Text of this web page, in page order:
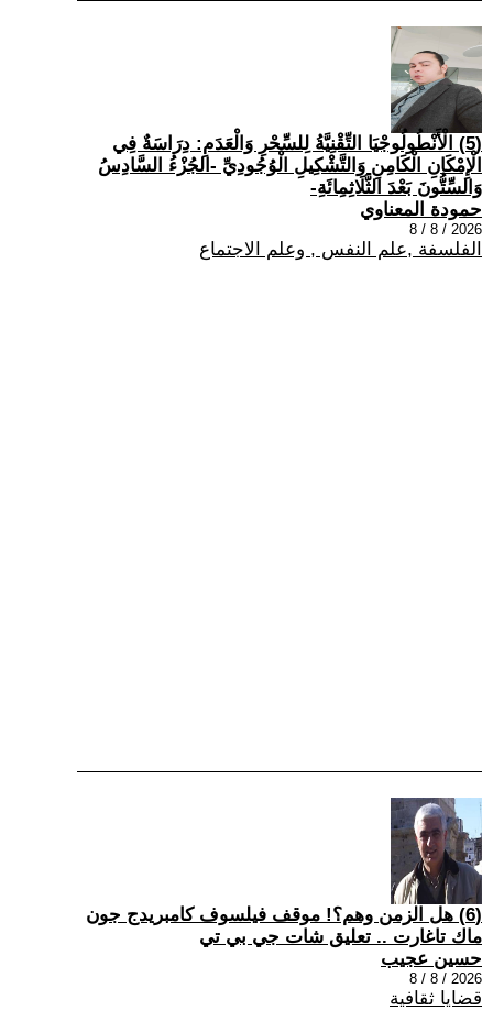
(5) الْأَنْطُولُوجْيَا التِّقْنِيَّةُ لِلسِّحْرِ وَالْعَدَمِ: دِرَاسَةٌ فِي
الْإِمْكَانِ الْكَامِنِ وَالتَّشْكِيلِ الْوُجُودِيِّ -الجُزْءُ السَّادِسُ
وَالسِّتُّونَ بَعْدَ الثَّلَاثِمِائَةِ-
حمودة المعناوي
2026 / 8 / 8
الفلسفة ,علم النفس , وعلم الاجتماع
(6) هل الزمن وهم؟! موقف فيلسوف كامبريدج جون
ماك تاغارت .. تعليق شات جي بي تي
حسين عجيب
2026 / 8 / 8
قضايا ثقافية